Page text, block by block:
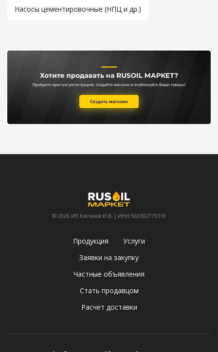
Насосы цементировочные (НПЦ и др.)
© 2026 ИП Кистанов И.В. | ИНН 560302775310
Продукция
Услуги
Заявки на закупку
Частные объявления
Стать продавцом
Расчет доставки